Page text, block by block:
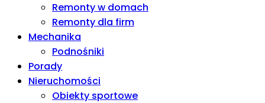
Remonty w domach
Remonty dla firm
Mechanika
Podnośniki
Porady
Nieruchomości
Obiekty sportowe